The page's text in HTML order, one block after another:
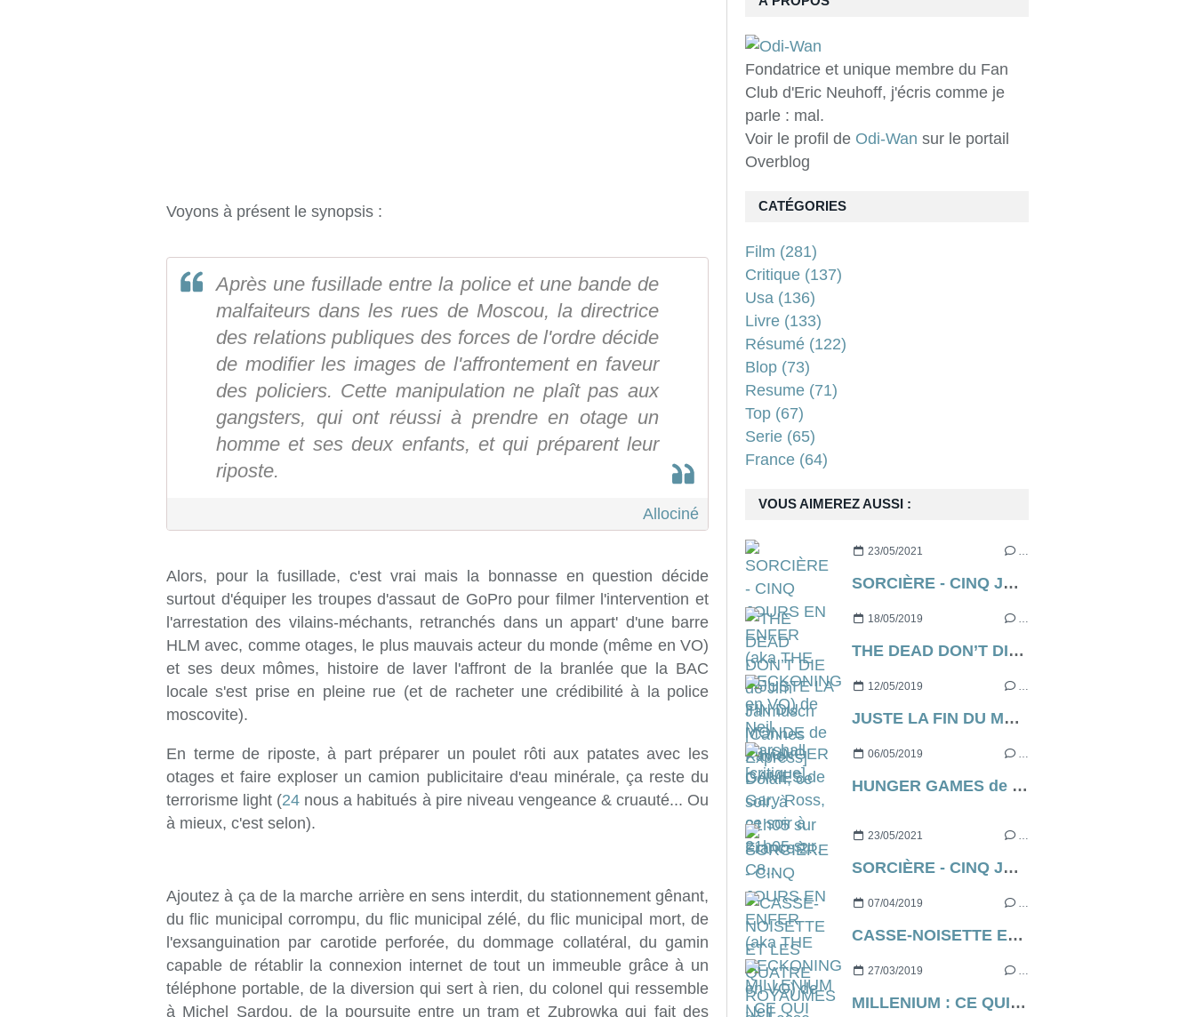
Voyons à présent le synopsis :
Après une fusillade entre la police et une bande de
malfaiteurs dans les rues de Moscou, la directrice
des relations publiques des forces de l'ordre décide
de modifier les images de l'affrontement en faveur
des policiers. Cette manipulation ne plaît pas aux
gangsters, qui ont réussi à prendre en otage un
homme et ses deux enfants, et qui préparent leur
riposte.
Allociné
Alors, pour la fusillade, c'est vrai mais la bonnasse en question décide
surtout d'équiper les troupes d'assaut de GoPro pour filmer l'intervention et
l'arrestation des vilains-méchants, retranchés dans un appart' d'une barre
HLM avec, comme otages, le plus mauvais acteur du monde (même en VO)
et ses deux mômes, histoire de laver l'affront de la branlée que la BAC
locale s'est prise en pleine rue (et de racheter une crédibilité à la police
moscovite).
En terme de riposte, à part préparer un poulet rôti aux patates avec les
otages et faire exploser un camion publicitaire d'eau minérale, ça reste du
terrorisme light (24 nous a habitués à pire niveau vengeance & cruauté... Ou
à mieux, c'est selon).
Ajoutez à ça de la marche arrière en sens interdit, du stationnement gênant,
du flic municipal corrompu, du flic municipal zélé, du flic municipal mort, de
l'exsanguination par carotide perforée, du dommage collatéral, du gamin
capable de rétablir la connexion internet de tout un immeuble grâce à un
téléphone portable, de la diversion qui sert à rien, du colonel qui ressemble
à Michel Sardou, de la poursuite entre un tram et Zubrowka qui fait des
Fondatrice et unique membre du Fan
Club d'Eric Neuhoff, j'écris comme je
parle : mal.
Voir le profil de Odi-Wan sur le portail
Overblog
VOUS AIMEREZ AUSSI :
23/05/2021 …
SORCIÈRE - CINQ JOURS EN ENFER (aka THE RECKONING en VO) de Neil Marshall [critique]
18/05/2019 …
THE DEAD DON’T DIE de Jim Jarmusch [Cannes Express]
12/05/2019 …
JUSTE LA FIN DU MONDE de Xavier Dolan, ce soir, à 21h05 sur France 2...
06/05/2019 …
HUNGER GAMES de Gary Ross, ce soir à 21h05 sur C8...
23/05/2021 …
SORCIÈRE - CINQ JOURS EN ENFER (aka THE RECKONING en VO) de Neil Marshall [critique]
07/04/2019 …
CASSE-NOISETTE ET LES QUATRE ROYAUMES de Lasse Hallström et Joe Johnston, le live action via Disney
27/03/2019 …
MILLENIUM : CE QUI NE ME TUE PAS de Fede Álvarez [critique]
CATÉGORIES
Film (281)
Critique (137)
Usa (136)
Livre (133)
Résumé (122)
Blop (73)
Resume (71)
Top (67)
Serie (65)
France (64)